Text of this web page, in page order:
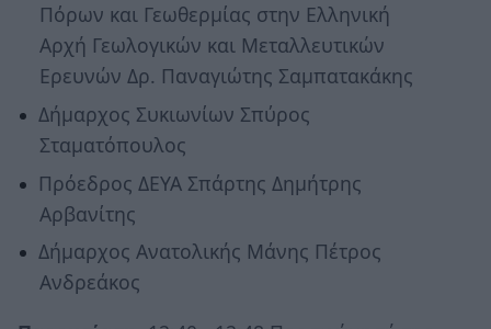
Πόρων και Γεωθερμίας στην Ελληνική
Αρχή Γεωλογικών και Μεταλλευτικών
Ερευνών Δρ. Παναγιώτης Σαμπατακάκης
Δήμαρχος Συκιωνίων Σπύρος
Σταματόπουλος
Πρόεδρος ΔΕΥΑ Σπάρτης Δημήτρης
Αρβανίτης
Δήμαρχος Ανατολικής Μάνης Πέτρος
Ανδρεάκος